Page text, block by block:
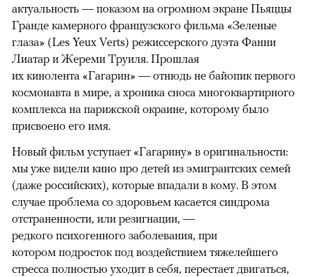
актуальность — показом на огромном экране Пьяццы
Гранде камерного французского фильма «Зеленые
глаза» (Les Yeux Verts) режиссерского дуэта Фанни
Лиатар и Жереми Труиля. Прошлая
их кинолента «Гагарин» — отнюдь не байопик первого
космонавта в мире, а хроника сноса многоквартирного
комплекса на парижской окраине, которому было
присвоено его имя.
Новый фильм уступает «Гагарину» в оригинальности:
мы уже видели кино про детей из эмигрантских семей
(даже российских), которые впадали в кому. В этом
случае проблема со здоровьем касается синдрома
отстраненности, или резигнации, —
редкого психогенного заболевания, при
котором подросток под воздействием тяжелейшего
стресса полностью уходит в себя, перестает двигаться,